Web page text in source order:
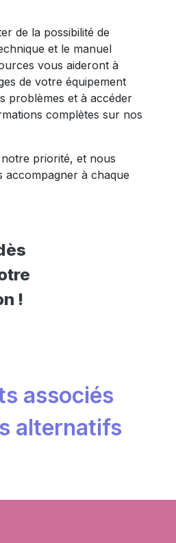
de la possibilité de
et le manuel
vous aideront à
de votre équipement
problèmes et à accéder
complètes sur nos
priorité, et nous
accompagner à chaque
!
associés
alternatifs